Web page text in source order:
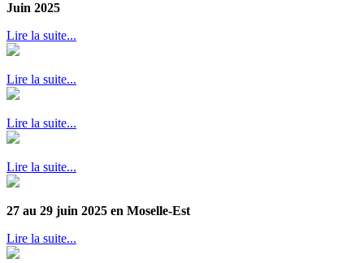
Juin 2025
Lire la suite...
Lire la suite...
Lire la suite...
Lire la suite...
27 au 29 juin 2025 en Moselle-Est
Lire la suite...